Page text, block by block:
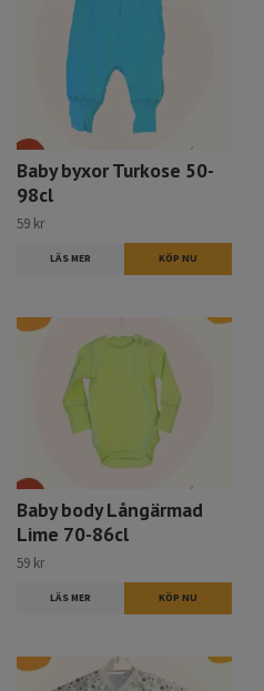
Baby byxor Turkose 50-
98cl
59 kr
LÄS MER KÖP NU
Baby body Långärmad
Lime 70-86cl
59 kr
LÄS MER KÖP NU